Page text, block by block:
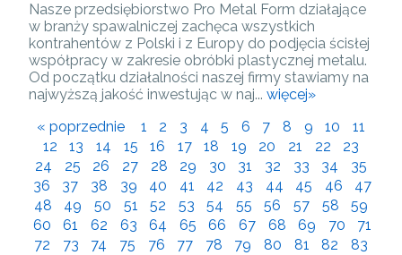
Nasze przedsiębiorstwo Pro Metal Form działające
w branży spawalniczej zachęca wszystkich
kontrahentów z Polski i z Europy do podjęcia ścisłej
współpracy w zakresie obróbki plastycznej metalu.
Od początku działalności naszej firmy stawiamy na
najwyższą jakość inwestując w naj... więcej»
« poprzednie
1 2 3 4 5 6 7 8 9 10
11
12
13 14 15 16 17 18 19 20 21 22
23
24
25 26 27 28 29 30 31 32 33 34
35
36
37 38 39 40 41 42 43 44 45 46
47
48
49 50 51 52 53 54 55 56 57 58
59
60
61 62 63 64 65 66 67 68 69 70
71
72
73 74 75 76 77 78 79 80 81 82
83